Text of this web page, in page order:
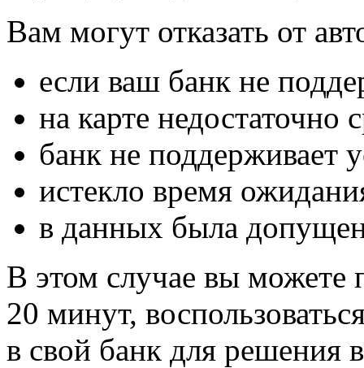
Вам могут отказать от
если ваш банк не
на карте недостаточно
банк не поддерживает
истекло время
в данных была
В этом случае вы можете
20 минут,
в свой банк для решения